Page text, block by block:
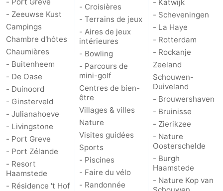
- Zeeuwse Kust
Campings
Chambre d'hôtes
Chaumières
- Buitenheem
- De Oase
- Duinoord
- Ginsterveld
- Julianahoeve
- Livingstone
- Port Greve
- Port Zélande
- Resort
Haamstede
- Résidence 't Hof
- Croisières
- Terrains de jeux
- Aires de jeux
intérieures
- Bowling
- Parcours de
mini-golf
Centres de bien-
être
Villages & villes
Nature
Visites guidées
Sports
- Piscines
- Faire du vélo
- Randonnée
- Katwijk
- Scheveningen
- La Haye
- Rotterdam
- Rockanje
Zeeland
Schouwen-
Duiveland
- Brouwershaven
- Bruinisse
- Zierikzee
- Nature
Oosterschelde
- Burgh
Haamstede
- Nature Kop van